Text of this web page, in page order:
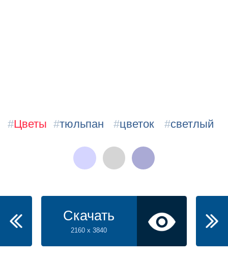
#Цветы #тюльпан #цветок #светлый
Скачать
2160 x 3840